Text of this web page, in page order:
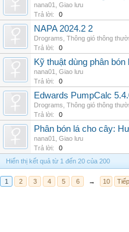
nana01
Giao lưu
Trả lời:
0
NAPA 2024.2 2
Drograms Thông gió thông
Trả lời:
0
Kỹ thuật dùng phân
nana01
Giao lưu
Trả lời:
0
Edwards PumpCalc
Drograms Thông gió thông
Trả lời:
0
Phân bón lá cho cây:
nana01
Giao lưu
Trả lời:
0
Hiển thị kết quả từ 1 đến 20 của 200
1 2 3 4 5 6 → 10